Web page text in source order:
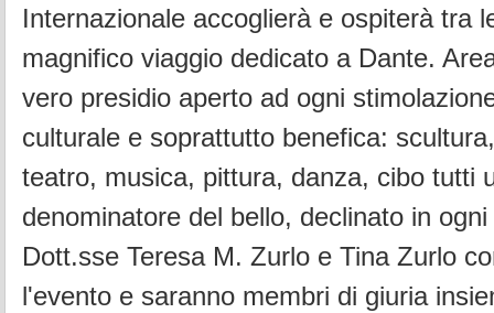
Internazionale accoglierà e ospiterà tra
magnifico viaggio dedicato a Dante.
vero presidio aperto ad ogni
culturale e soprattutto benefica:
teatro, musica, pittura, danza, cibo tutti
denominatore del bello, declinato in
Dott.sse Teresa M. Zurlo e Tina Zurlo
l'evento e saranno membri di giuria